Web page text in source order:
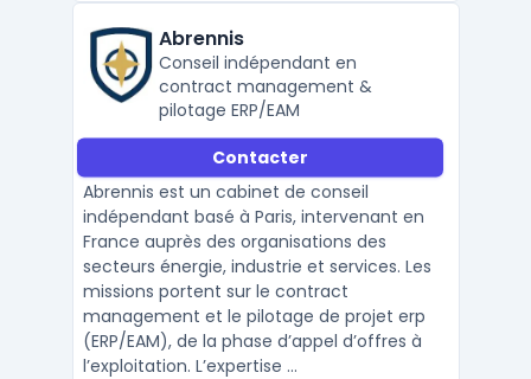
Abrennis
Conseil indépendant en
contract management &
pilotage ERP/EAM
Contacter
Abrennis est un cabinet de conseil
indépendant basé à Paris, intervenant en
France auprès des organisations des
secteurs énergie, industrie et services. Les
missions portent sur le contract
management et le pilotage de projet erp
(ERP/EAM), de la phase d’appel d’offres à
l’exploitation. L’expertise ...